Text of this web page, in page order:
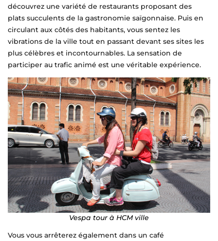
découvrez une variété de restaurants proposant des
plats succulents de la gastronomie saïgonnaise. Puis en
circulant aux côtés des habitants, vous sentez les
vibrations de la ville tout en passant devant ses sites les
plus célèbres et incontournables. La sensation de
participer au trafic animé est une véritable expérience.
Vespa tour à HCM ville
Vous vous arrêterez également dans un café